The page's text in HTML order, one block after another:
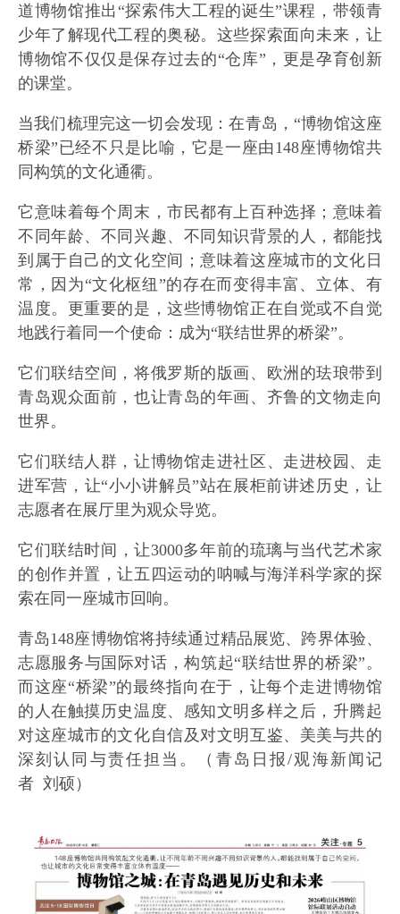
道博物馆推出“探索伟大工程的诞生”课程，带领青
少年了解现代工程的奥秘。这些探索面向未来，让
博物馆不仅仅是保存过去的“仓库”，更是孕育创新
的课堂。
当我们梳理完这一切会发现：在青岛，“博物馆这座
桥梁”已经不只是比喻，它是一座由148座博物馆共
同构筑的文化通衢。
它意味着每个周末，市民都有上百种选择；意味着
不同年龄、不同兴趣、不同知识背景的人，都能找
到属于自己的文化空间；意味着这座城市的文化日
常，因为“文化枢纽”的存在而变得丰富、立体、有
温度。更重要的是，这些博物馆正在自觉或不自觉
地践行着同一个使命：成为“联结世界的桥梁”。
它们联结空间，将俄罗斯的版画、欧洲的珐琅带到
青岛观众面前，也让青岛的年画、齐鲁的文物走向
世界。
它们联结人群，让博物馆走进社区、走进校园、走
进军营，让“小小讲解员”站在展柜前讲述历史，让
志愿者在展厅里为观众导览。
它们联结时间，让3000多年前的琉璃与当代艺术家
的创作并置，让五四运动的呐喊与海洋科学家的探
索在同一座城市回响。
青岛148座博物馆将持续通过精品展览、跨界体验、
志愿服务与国际对话，构筑起“联结世界的桥梁”。
而这座“桥梁”的最终指向在于，让每个走进博物馆
的人在触摸历史温度、感知文明多样之后，升腾起
对这座城市的文化自信及对文明互鉴、美美与共的
深刻认同与责任担当。（青岛日报/观海新闻记
者 刘硕）